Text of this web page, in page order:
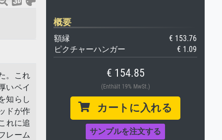
。これ
いペイ
知らし
ドが作
れに追
レーム
概要
額縁
€ 153.76
ピクチャーハンガー
€ 1.09
€ 154.85
(Enthält 19% MwSt.)
カートに入れる
サンプルを注文する